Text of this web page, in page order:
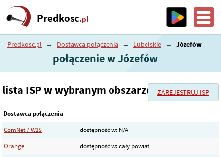
Predkosc.pl
Predkosc.pl → Dostawca połączenia → Lubelskie → Józefów
połączenie w Józefów
ZAREJESTRUJ ISP
lista ISP w wybranym obszarze
Dostawca połączenia
ComNet / W2S
dostępność w: N/A
Orange
dostępność w: cały powiat